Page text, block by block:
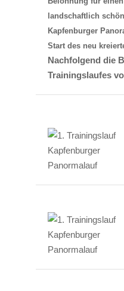
landschaftlich
Kapfenburger
Start des neu
Nachfolgend die
Trainingslaufes